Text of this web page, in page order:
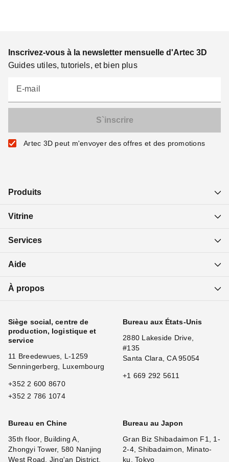
Inscrivez-vous à la newsletter mensuelle d'Artec 3D
Guides utiles, tutoriels, et bien plus
E-mail
Artec 3D peut m'envoyer des offres et des promotions
Produits
Vitrine
Services
Aide
À propos
Siège social, centre de
production, logistique et
service
11 Breedewues, L-1259
Senningerberg, Luxembourg
+352 2 600 8670
+352 2 786 1074
Bureau aux États-Unis
2880 Lakeside Drive,
#135
Santa Clara, CA 95054
+1 669 292 5611
Bureau en Chine
35th floor, Building A,
Zhongyi Tower, 580 Nanjing
West Road, Jing'an District,
Bureau au Japon
Gran Biz Shibadaimon F1, 1-
2-4, Shibadaimon, Minato-
ku, Tokyo